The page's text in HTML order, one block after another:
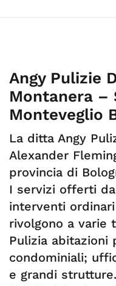
Angy Pulizie
Montanera –
Monteveglio
La ditta Angy
Alexander
provincia di
I servizi offerti
interventi
rivolgono a varie
Pulizia abitazioni
condominiali;
e grandi